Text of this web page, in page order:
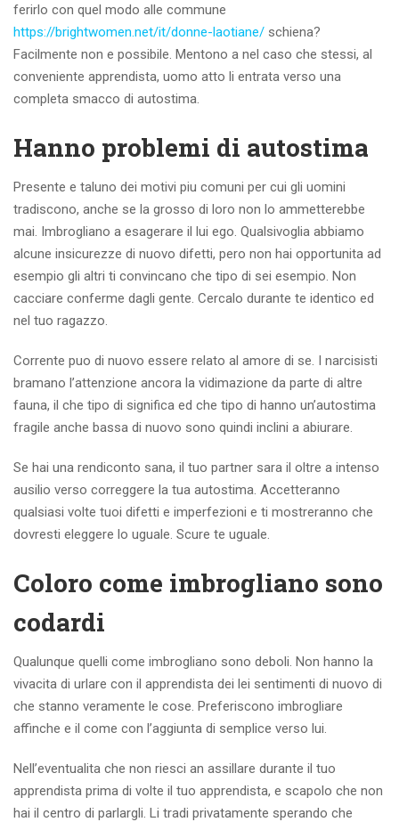
ferirlo con quel modo alle commune
https://brightwomen.net/it/donne-laotiane/ schiena?
Facilmente non e possibile. Mentono a nel caso che stessi, al
conveniente apprendista, uomo atto li entrata verso una
completa smacco di autostima.
Hanno problemi di autostima
Presente e taluno dei motivi piu comuni per cui gli uomini
tradiscono, anche se la grosso di loro non lo ammetterebbe
mai. Imbrogliano a esagerare il lui ego. Qualsivoglia abbiamo
alcune insicurezze di nuovo difetti, pero non hai opportunita ad
esempio gli altri ti convincano che tipo di sei esempio. Non
cacciare conferme dagli gente. Cercalo durante te identico ed
nel tuo ragazzo.
Corrente puo di nuovo essere relato al amore di se. I narcisisti
bramano l’attenzione ancora la vidimazione da parte di altre
fauna, il che tipo di significa ed che tipo di hanno un’autostima
fragile anche bassa di nuovo sono quindi inclini a abiurare.
Se hai una rendiconto sana, il tuo partner sara il oltre a intenso
ausilio verso correggere la tua autostima. Accetteranno
qualsiasi volte tuoi difetti e imperfezioni e ti mostreranno che
dovresti eleggere lo uguale. Scure te uguale.
Coloro come imbrogliano sono
codardi
Qualunque quelli come imbrogliano sono deboli. Non hanno la
vivacita di urlare con il apprendista dei lei sentimenti di nuovo di
che stanno veramente le cose. Preferiscono imbrogliare
affinche e il come con l’aggiunta di semplice verso lui.
Nell’eventualita che non riesci an assillare durante il tuo
apprendista prima di volte il tuo apprendista, e scapolo che non
hai il centro di parlargli. Li tradi privatamente sperando che